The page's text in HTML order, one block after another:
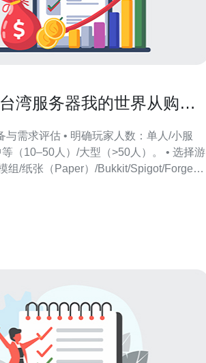
湾服务器我的世界从购买
与需求评估 • 明确玩家人数：单人/小服
等（10–50人）/大型（>50人）。 • 选择游
组/纸张（Paper）/Bukkit/Spigot/Forge决